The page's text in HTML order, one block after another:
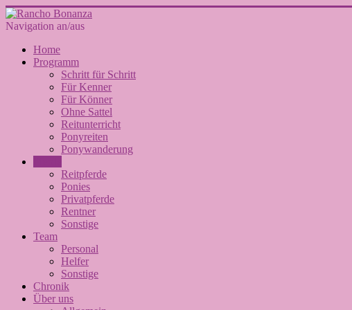
Navigation an/aus
Home
Programm
Schritt für Schritt
Für Kenner
Für Könner
Ohne Sattel
Reitunterricht
Ponyreiten
Ponywanderung
Reitpferde
Ponies
Privatpferde
Rentner
Sonstige
Team
Personal
Helfer
Sonstige
Chronik
Über uns